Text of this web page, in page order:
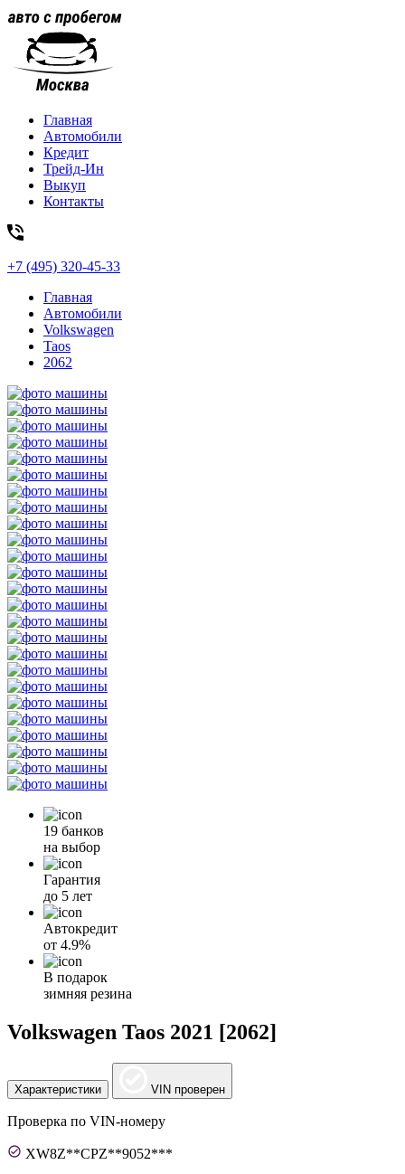
Главная
Автомобили
Кредит
Трейд-Ин
Выкуп
Контакты
+7 (495) 320-45-33
Главная
Автомобили
Volkswagen
Taos
2062
19 банков
на выбор
Гарантия
до 5 лет
Автокредит
от 4.9%
В подарок
зимняя резина
Volkswagen Taos 2021 [2062]
Характеристики VIN проверен
Проверка по VIN-номеру
XW8Z**CPZ**9052***